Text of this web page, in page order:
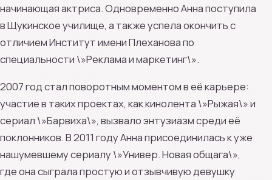
начинающая актриса. Одновременно Анна поступила
в Щукинское училище, а также успела окончить с
отличием Институт имени Плеханова по
специальности \»Реклама и маркетинг\».
2007 год стал поворотным моментом в её карьере:
участие в таких проектах, как кинолента \»Рыжая\» и
сериал \»Барвиха\», вызвало энтузиазм среди её
поклонников. В 2011 году Анна присоединилась к уже
нашумевшему сериалу \»Универ. Новая общага\»,
где она сыграла простую и отзывчивую девушку